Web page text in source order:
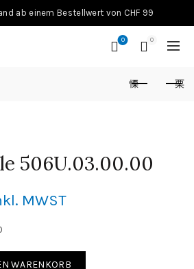
ab einem Bestellwert von CHF 99
0 0
506U.03.00.00
MWST
WARENKORB